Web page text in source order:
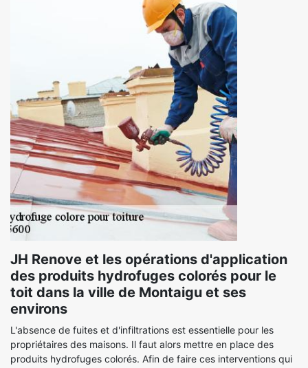
JH Renove et les opérations d'application
des produits hydrofuges colorés pour le
toit dans la ville de Montaigu et ses
environs
L'absence de fuites et d'infiltrations est essentielle pour les
propriétaires des maisons. Il faut alors mettre en place des
produits hydrofuges colorés. Afin de faire ces interventions qui